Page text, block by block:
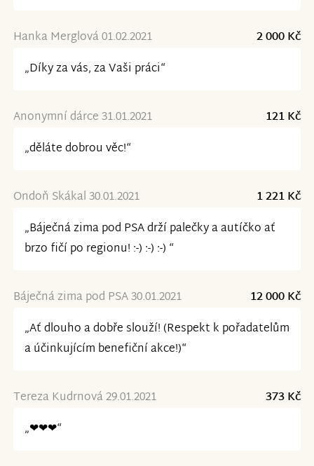
Hanka Merglová 01.02.2021
2 000 Kč
„Díky za vás, za Vaši práci“
Anonymní dárce 31.01.2021
121 Kč
„děláte dobrou věc!“
Ondoň Skákal 30.01.2021
1 221 Kč
„Báječná zima pod PSA drží palečky a autíčko ať
brzo fičí po regionu! :-) :-) :-) “
Báječná zima pod PSA 30.01.2021
12 000 Kč
„Ať dlouho a dobře slouží! (Respekt k pořadatelům
a účinkujícím benefiční akce!)“
Tereza Kudrnová 29.01.2021
373 Kč
„❤❤❤“